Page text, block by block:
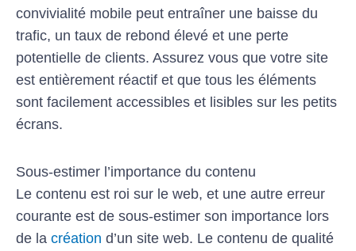
convivialité mobile peut entraîner une baisse du
trafic, un taux de rebond élevé et une perte
potentielle de clients. Assurez vous que votre site
est entièrement réactif et que tous les éléments
sont facilement accessibles et lisibles sur les petits
écrans.
Sous-estimer l’importance du contenu
Le contenu est roi sur le web, et une autre erreur
courante est de sous-estimer son importance lors
de la création d’un site web. Le contenu de qualité